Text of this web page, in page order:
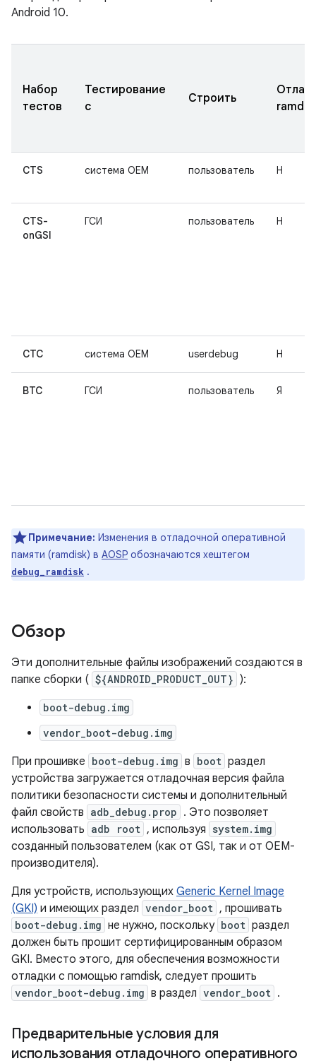
Android 10.
Набор
тестов
Тестирование
с
Строить
CTS система OEM пользователь Н
CTS-
onGSI
ГСИ пользователь Н
СТС система OEM userdebug Н
ВТС ГСИ пользователь Я
Примечание: Изменения в отладочной оперативной
памяти (ramdisk) в AOSP обозначаются хештегом
debug_ramdisk .
Обзор
Эти дополнительные файлы изображений создаются в
папке сборки ( ${ANDROID_PRODUCT_OUT} ):
boot-debug.img
vendor_boot-debug.img
При прошивке boot-debug.img в boot раздел
устройства загружается отладочная версия файла
политики безопасности системы и дополнительный
файл свойств adb_debug.prop . Это позволяет
использовать adb root , используя system.img
созданный пользователем (как от GSI, так и от OEM-
производителя).
Для устройств, использующих Generic Kernel Image
(GKI) и имеющих раздел vendor_boot , прошивать
boot-debug.img не нужно, поскольку boot раздел
должен быть прошит сертифицированным образом
GKI. Вместо этого, для обеспечения возможности
отладки с помощью ramdisk, следует прошить
vendor_boot-debug.img в раздел vendor_boot .
Предварительные условия для
использования отладочного оперативного